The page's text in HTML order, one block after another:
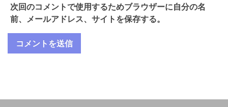
次回のコメントで使用するためブラウザーに自分の名
前、メールアドレス、サイトを保存する。